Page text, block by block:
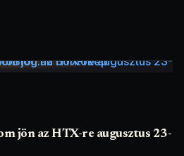
jön az HTX-re augusztus 23-